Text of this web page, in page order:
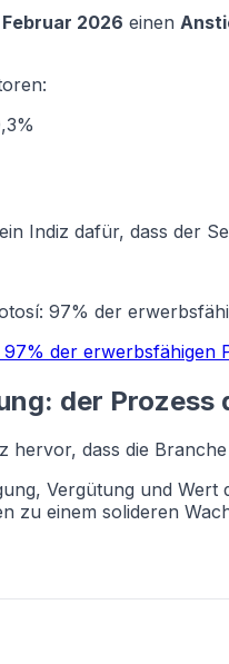
Februar 2026 einen
Indiz dafür, dass der
97% der
der erwerbsfähigen
der
hervor, dass die
Vergütung und Wert
zu einem solideren